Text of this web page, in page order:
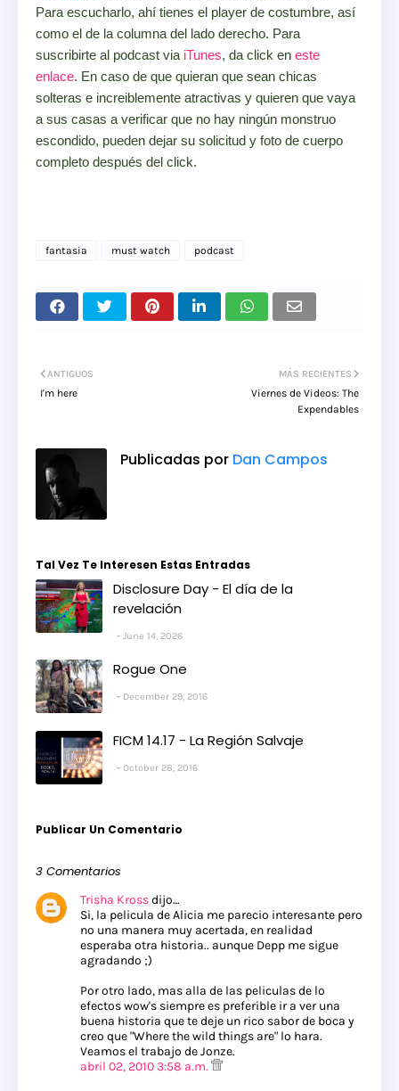
Para escucharlo, ahí tienes el player de costumbre, así
como el de la columna del lado derecho. Para
suscribirte al podcast via iTunes, da click en este
enlace. En caso de que quieran que sean chicas
solteras e increiblemente atractivas y quieren que vaya
a sus casas a verificar que no hay ningún monstruo
escondido, pueden dejar su solicitud y foto de cuerpo
completo después del click.
fantasia must watch podcast
MÁS RECIENTES
Viernes de Videos: The
Expendables
ANTIGUOS
I'm here
Publicadas por Dan Campos
Tal Vez Te Interesen Estas Entradas
Disclosure Day - El día de la
revelación
June 14, 2026
Rogue One
December 29, 2016
FICM 14.17 - La Región Salvaje
October 28, 2016
Publicar Un Comentario
3 Comentarios
Trisha Krossdijo…
Si, la pelicula de Alicia me parecio interesante pero
no una manera muy acertada, en realidad
esperaba otra historia.. aunque Depp me sigue
agradando ;)
Por otro lado, mas alla de las peliculas de lo
efectos wow's siempre es preferible ir a ver una
buena historia que te deje un rico sabor de boca y
creo que "Where the wild things are" lo hara.
Veamos el trabajo de Jonze.
abril 02, 2010 3:58 a.m.